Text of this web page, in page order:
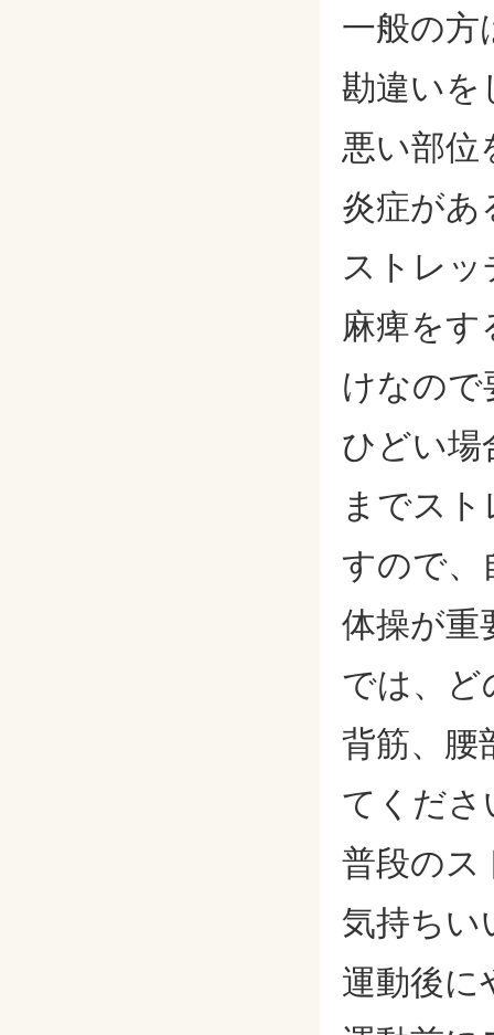
一般の方
勘違いを
悪い部位
炎症があ
ストレッ
麻痺をす
けなので
ひどい場
までス
すので、
体操が重
では、ど
背筋、腰
てくださ
普段のス
気持ちい
運動後に